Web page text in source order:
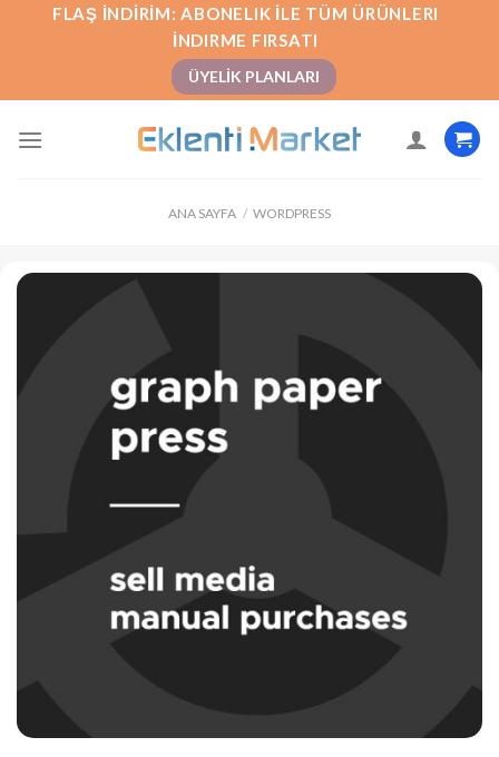
FLAŞ İNDIRIM: ABONELIK İLE TÜM ÜRÜNLERI
İNDIRME FIRSATI
ÜYELIK PLANLARI
ANA SAYFA / WORDPRESS